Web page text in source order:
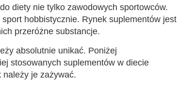
diety nie tylko zawodowych sportowców.
hobbistycznie. Rynek suplementów jest
przeróżne substancje.
absolutnie unikać. Poniżej
stosowanych suplementów w diecie
należy je zażywać.